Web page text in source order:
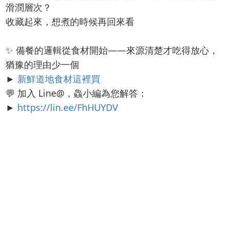
滑潤層次？
收藏起來，想煮的時候再回來看
✨ 備餐的邏輯從食材開始——來源清楚才吃得放心，
猶豫的理由少一個
► 新鮮道地食材這裡買
💬 加入 Line@，鱻小編為您解答：
► https://lin.ee/FhHUYDV